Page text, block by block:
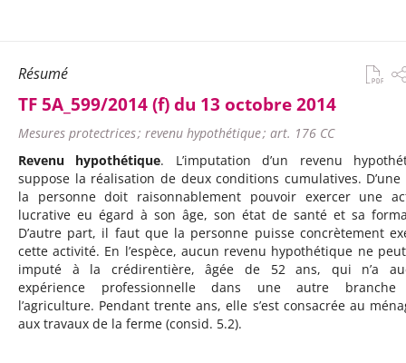
Résumé
TF 5A_599/2014 (f) du 13 octobre 2014
Mesures protectrices ; revenu hypothétique ; art. 176 CC
Revenu hypothétique. L’imputation d’un revenu
suppose la réalisation de deux conditions cumulatives.
la personne doit raisonnablement pouvoir exercer une
lucrative eu égard à son âge, son état de santé et sa
D’autre part, il faut que la personne puisse concrètement
cette activité. En l’espèce, aucun revenu hypothétique ne
imputé à la crédirentière, âgée de 52 ans, qui n’a
expérience professionnelle dans une autre branche
l’agriculture. Pendant trente ans, elle s’est consacrée au
aux travaux de la ferme (consid. 5.2).